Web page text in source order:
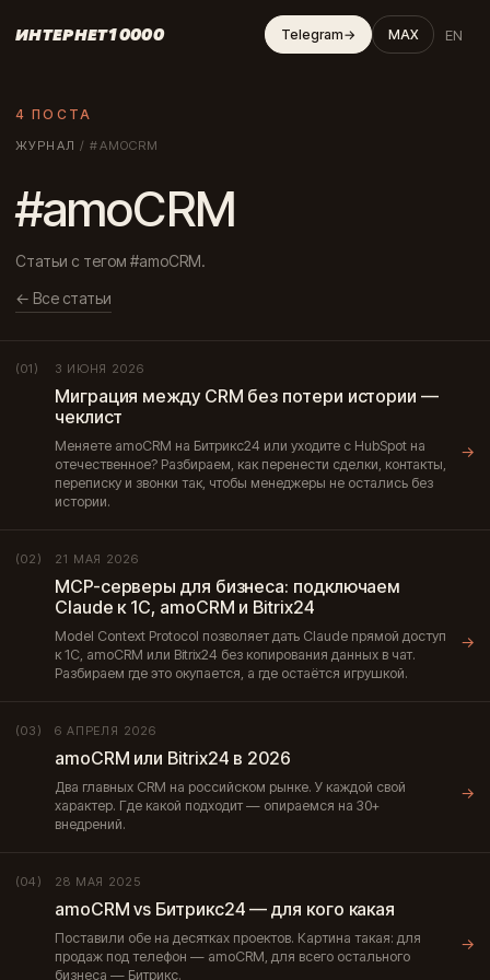
ИНТЕРНЕТ10000 Telegram→ MAX EN
4 ПОСТА
ЖУРНАЛ /#AMOCRM
#amoCRM
Статьи с тегом #amoCRM.
← Все статьи
(01) 3 ИЮНЯ 2026
Миграция между CRM без потери истории —
чеклист
Меняете amoCRM на Битрикс24 или уходите с HubSpot на
отечественное? Разбираем, как перенести сделки, контакты,
переписку и звонки так, чтобы менеджеры не остались без
истории.
→
(02) 21 МАЯ 2026
MCP-серверы для бизнеса: подключаем
Claude к 1С, amoCRM и Bitrix24
Model Context Protocol позволяет дать Claude прямой доступ
к 1С, amoCRM или Bitrix24 без копирования данных в чат.
Разбираем где это окупается, а где остаётся игрушкой.
→
(03) 6 АПРЕЛЯ 2026
amoCRM или Bitrix24 в 2026
Два главных CRM на российском рынке. У каждой свой
характер. Где какой подходит — опираемся на 30+
внедрений.
→
(04) 28 МАЯ 2025
amoCRM vs Битрикс24 — для кого какая
Поставили обе на десятках проектов. Картина такая: для
продаж под телефон — amoCRM, для всего остального
бизнеса — Битрикс.
→